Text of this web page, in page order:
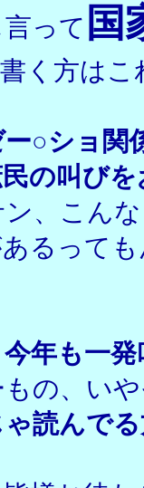
って 国
書く方はこ
ー○ショ関
の叫び
、こん
るって
今年も一
もの、い
読んで